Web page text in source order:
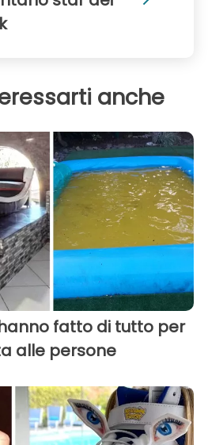
anche
fatto di tutto per
alle persone